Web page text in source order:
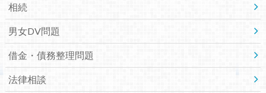
相続
男女DV問題
借金・債務整理問題
法律相談